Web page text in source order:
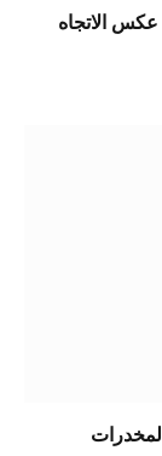
الاتجاه
المخدرات